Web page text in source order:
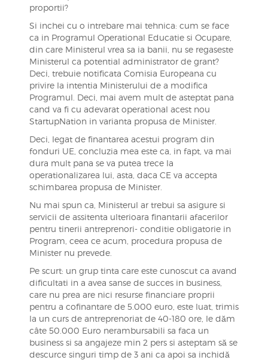
proportii?
Si inchei cu o intrebare mai tehnica: cum se face
ca in Programul Operational Educatie si Ocupare,
din care Ministerul vrea sa ia banii, nu se regaseste
Ministerul ca potential administrator de grant?
Deci, trebuie notificata Comisia Europeana cu
privire la intentia Ministerului de a modifica
Programul. Deci, mai avem mult de asteptat pana
cand va fi cu adevarat operational acest nou
StartupNation in varianta propusa de Minister.
Deci, legat de finantarea acestui program din
fonduri UE, concluzia mea este ca, in fapt, va mai
dura mult pana se va putea trece la
operationalizarea lui, asta, daca CE va accepta
schimbarea propusa de Minister.
Nu mai spun ca, Ministerul ar trebui sa asigure si
servicii de assitenta ulterioara finantarii afacerilor
pentru tinerii antreprenori- conditie obligatorie in
Program, ceea ce acum, procedura propusa de
Minister nu prevede.
Pe scurt: un grup tinta care este cunoscut ca avand
dificultati in a avea sanse de succes in business,
care nu prea are nici resurse financiare proprii
pentru a cofinantare de 5.000 euro, este luat, trimis
la un curs de antreprenoriat de 40-180 ore, le dăm
câte 50.000 Euro nerambursabili sa faca un
business si sa angajeze min 2 pers si asteptam să se
descurce singuri timp de 3 ani ca apoi sa inchidă